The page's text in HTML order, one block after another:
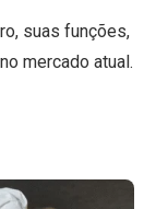
suas funções,
mercado atual.